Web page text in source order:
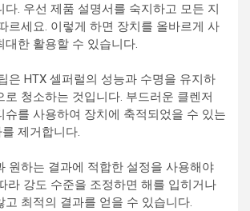
다. 우선 제품 설명서를 숙지하고 모든 지
르세요. 이렇게 하면 장치를 올바르게 사
대한 활용할 수 있습니다.
은 HTX 셀퍼럴의 성능과 수명을 유지하
로 청소하는 것입니다. 부드러운 클렌저
슈를 사용하여 장치에 축적되었을 수 있는
제거합니다.
원하는 결과에 적합한 설정을 사용해야
라 강도 수준을 조정하면 해를 입히거나
고 최적의 결과를 얻을 수 있습니다.